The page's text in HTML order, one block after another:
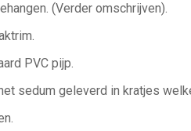
(Verder omschrijven).
PVC pijp.
sedum geleverd in kratjes